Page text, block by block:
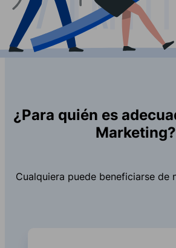
¿Para quién es
Marketing?
Cualquiera puede beneficiarse de